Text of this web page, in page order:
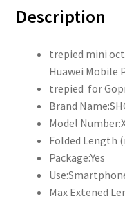
Description
trepied mini
Huawei Mobile
trepied for
Brand Name:
Model Number:
Folded Length
Package:Yes
Use:
Max Extened